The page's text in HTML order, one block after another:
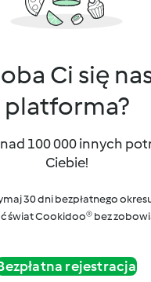
Ci się
platforma?
100 000 innych
Ciebie!
30 dni bezpłatnego
świat Cookidoo® bez
rejestracja